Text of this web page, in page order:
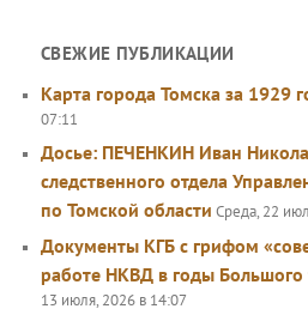
СВЕЖИЕ ПУБЛИКАЦИИ
Карта города Томска за 1929
07:11
Досье: ПЕЧЕНКИН Иван
следственного отдела
по Томской области Среда, 22
Документы КГБ с грифом
работе НКВД в годы Большого
13 июля, 2026 в 14:07